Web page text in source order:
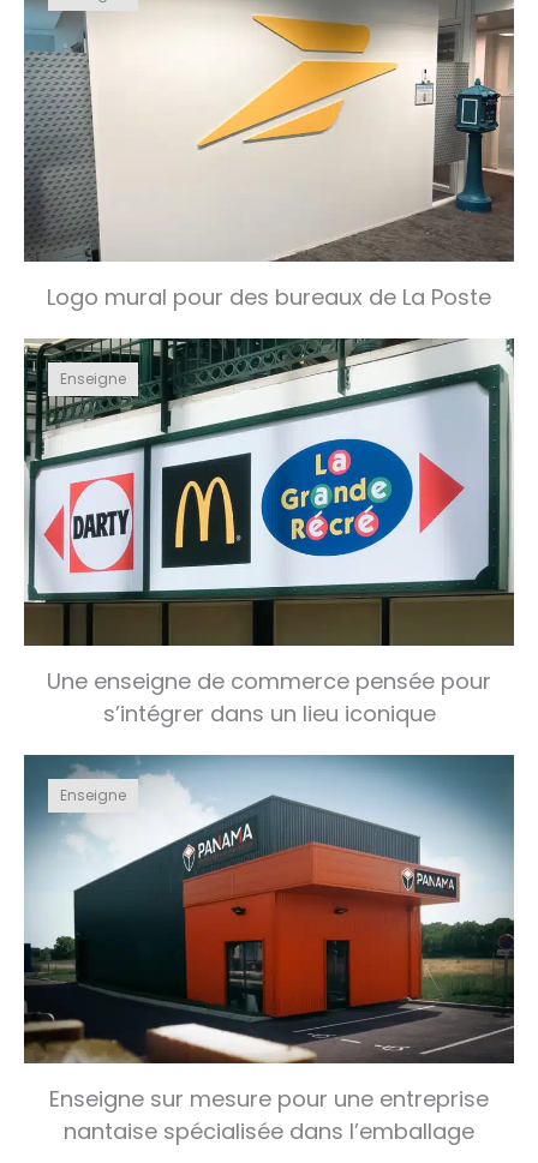
Logo mural pour des bureaux de La Poste
Enseigne
Une enseigne de commerce pensée pour
s’intégrer dans un lieu iconique
Enseigne
Enseigne sur mesure pour une entreprise
nantaise spécialisée dans l’emballage